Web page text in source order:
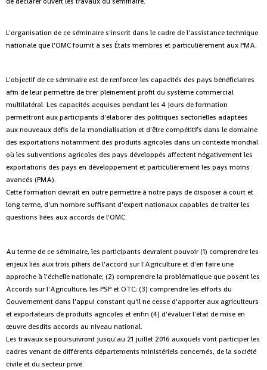
L'organisation de ce séminaire s'inscrit dans le cadre de l'assistance technique
nationale que l'OMC fournit à ses États membres et particulièrement aux PMA.
L'objectif de ce séminaire est de renforcer les capacités des pays bénéficiaires
afin de leur permettre de tirer pleinement profit du système commercial
multilatéral. Les capacités acquises pendant les 4 jours de formation
permettront aux participants d'élaborer des politiques sectorielles adaptées
aux nouveaux défis de la mondialisation et d'être compétitifs dans le domaine
des exportations notamment des produits agricoles dans un contexte mondial
où les subventions agricoles des pays développés affectent négativement les
exportations des pays en développement et particulièrement les pays moins
avancés (PMA).
Cette formation devrait en outre permettre à notre pays de disposer à court et
long terme, d'un nombre suffisant d'expert nationaux capables de traiter les
questions liées aux accords de l'OMC.
Au terme de ce séminaire, les participants devraient pouvoir (1) comprendre les
enjeux liés aux trois piliers de l'accord sur l'Agriculture et d'en faire une
approche à l'échelle nationale; (2) comprendre la problématique que posent les
Accords sur l'Agriculture, les PSP et OTC; (3) comprendre les efforts du
Gouvernement dans l'appui constant qu'il ne cesse d'apporter aux agriculteurs
et exportateurs de produits agricoles et enfin (4) d'évaluer l'état de mise en
œuvre desdits accords au niveau national.
Les travaux se poursuivront jusqu'au 21 juillet 2016 auxquels vont participer les
cadres venant de différents départements ministériels concernés, de la société
civile et du secteur privé.